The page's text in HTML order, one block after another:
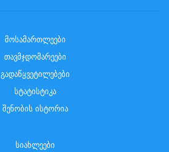
მოსამართლეები
თავმჯდომარეები
გადაწყვეტილებები
სტატისტიკა
შენობის ისტორია
სიახლეები